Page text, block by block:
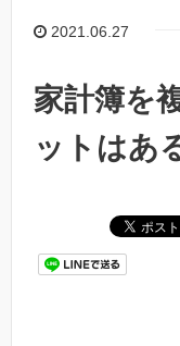
2021.06.27
家計簿を
ットはあ